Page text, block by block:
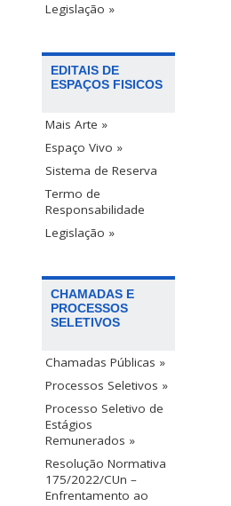
Legislação »
EDITAIS DE
ESPAÇOS FISICOS
Mais Arte »
Espaço Vivo »
Sistema de Reserva
Termo de
Responsabilidade
Legislação »
CHAMADAS E
PROCESSOS
SELETIVOS
Chamadas Públicas »
Processos Seletivos »
Processo Seletivo de
Estágios
Remunerados »
Resolução Normativa
175/2022/CUn –
Enfrentamento ao